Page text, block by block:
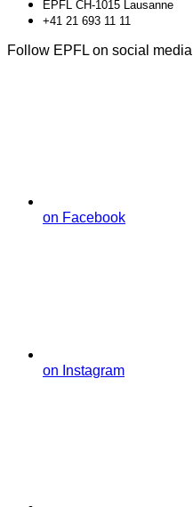
EPFL CH-1015 Lausanne
+41 21 693 11 11
Follow EPFL on social media
on Facebook
on Instagram